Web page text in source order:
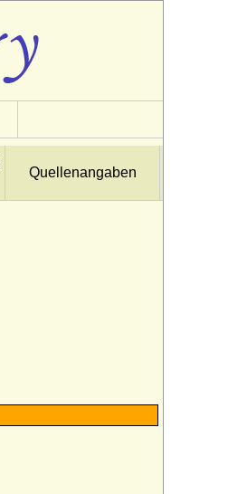
Quellenangaben